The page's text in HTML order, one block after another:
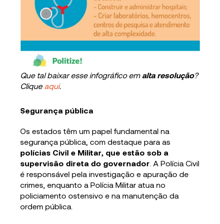
Que tal baixar esse infográfico em alta resolução?
Clique aqui.
Segurança pública
Os estados têm um papel fundamental na
segurança pública, com destaque para as
polícias Civil e Militar, que estão sob a
supervisão direta do governador . A Polícia Civil
é responsável pela investigação e apuração de
crimes, enquanto a Polícia Militar atua no
policiamento ostensivo e na manutenção da
ordem pública.